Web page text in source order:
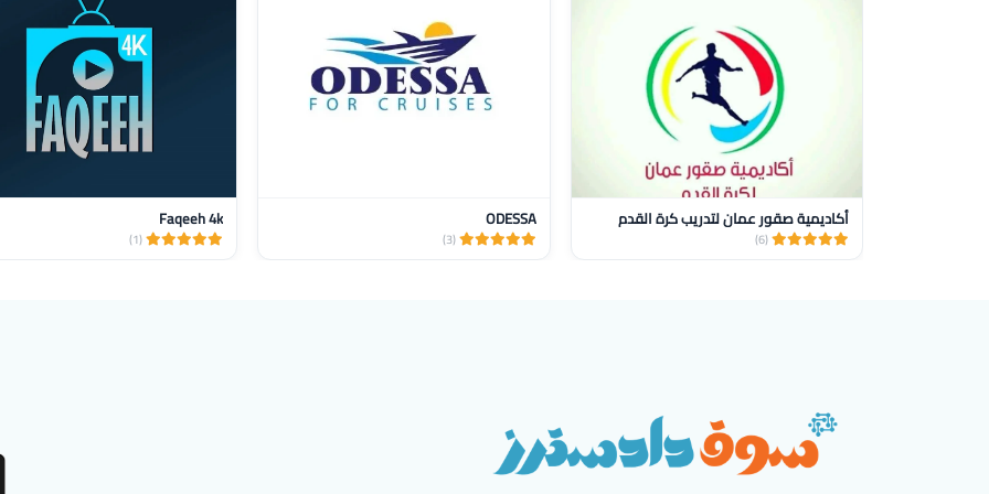
أكاديمية صقور عمان لتدريب كرة القدم
(6)
ODESSA
(3)
Faqeeh 4k
(1)